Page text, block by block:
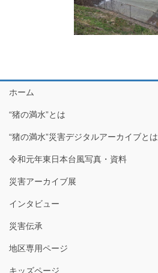
ホーム
“猪の満水”とは
“猪の満水”災害デジタルアーカイブとは
令和元年東日本台風写真・資料
災害アーカイブ展
インタビュー
災害伝承
地区専用ページ
キッズページ